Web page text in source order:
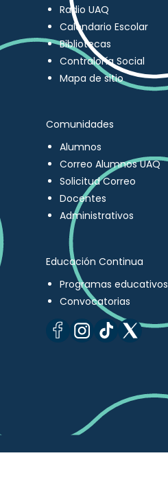
Radio UAQ
Calendario Escolar
Bibliotecas
Contraloría Social
Mapa de sitio
Comunidades
Alumnos
Correo Alumnos UAQ
Solicitud Correo
Docentes
Administrativos
Educación Continua
Programas educativos
Convocatorias